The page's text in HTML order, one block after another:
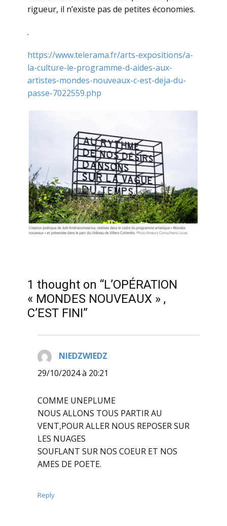
rigueur, il n’existe pas de petites économies.
.
https://www.telerama.fr/arts-expositions/a-
la-culture-le-programme-d-aides-aux-
artistes-mondes-nouveaux-c-est-deja-du-
passe-7022559.php
1 thought on “L’OPÉRATION
« MONDES NOUVEAUX » ,
C’EST FINI”
NIEDZWIEDZ
29/10/2024 à 20:21
COMME UNEPLUME
NOUS ALLONS TOUS PARTIR AU
VENT,POUR ALLER NOUS REPOSER SUR
LES NUAGES
SOUFLANT SUR NOS COEUR ET NOS
AMES DE POETE.
Reply